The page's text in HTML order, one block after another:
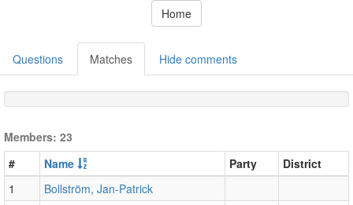
Home
Questions Matches Hide comments
Members: 23
#
Name Party
District
1
Bollström, Jan-Patrick